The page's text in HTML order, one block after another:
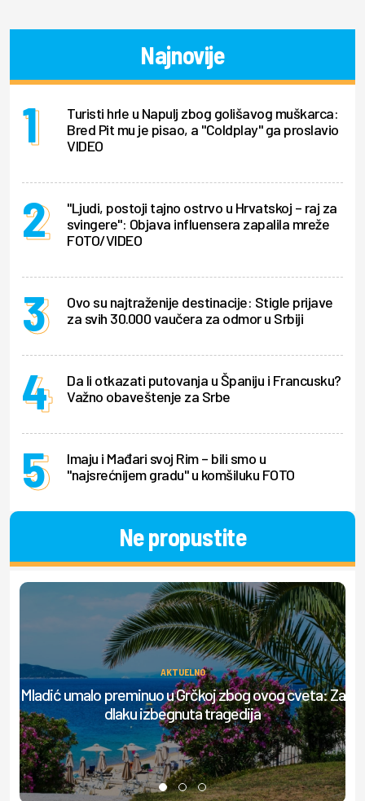
Najnovije
Turisti hrle u Napulj zbog golišavog muškarca:
Bred Pit mu je pisao, a "Coldplay" ga proslavio
VIDEO
"Ljudi, postoji tajno ostrvo u Hrvatskoj – raj za
svingere": Objava influensera zapalila mreže
FOTO/VIDEO
Ovo su najtraženije destinacije: Stigle prijave
za svih 30.000 vaučera za odmor u Srbiji
Da li otkazati putovanja u Španiju i Francusku?
Važno obaveštenje za Srbe
Imaju i Mađari svoj Rim – bili smo u
"najsrećnijem gradu" u komšiluku FOTO
Ne propustite
AKTUELNO
Mladić umalo preminuo u Grčkoj zbog ovog cveta: Za
dlaku izbegnuta tragedija